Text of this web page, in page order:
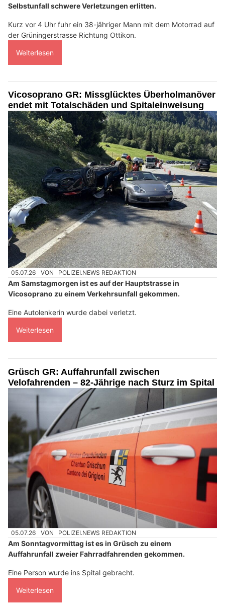
Selbstunfall schwere Verletzungen erlitten.
Kurz vor 4 Uhr fuhr ein 38-jähriger Mann mit dem Motorrad auf
der Grüningerstrasse Richtung Ottikon.
Weiterlesen
Vicosoprano GR: Missglücktes Überholmanöver
endet mit Totalschäden und Spitaleinweisung
05.07.26 VON POLIZEI.NEWS REDAKTION
Am Samstagmorgen ist es auf der Hauptstrasse in
Vicosoprano zu einem Verkehrsunfall gekommen.
Eine Autolenkerin wurde dabei verletzt.
Weiterlesen
Grüsch GR: Auffahrunfall zwischen
Velofahrenden – 82-Jährige nach Sturz im Spital
05.07.26 VON POLIZEI.NEWS REDAKTION
Am Sonntagvormittag ist es in Grüsch zu einem
Auffahrunfall zweier Fahrradfahrenden gekommen.
Eine Person wurde ins Spital gebracht.
Weiterlesen